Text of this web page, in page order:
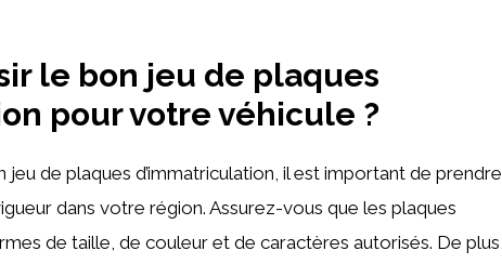
le bon jeu de plaques
pour votre véhicule ?
jeu de plaques d’immatriculation, il est important de prendre
dans votre région. Assurez-vous que les plaques
de taille, de couleur et de caractères autorisés. De plus,